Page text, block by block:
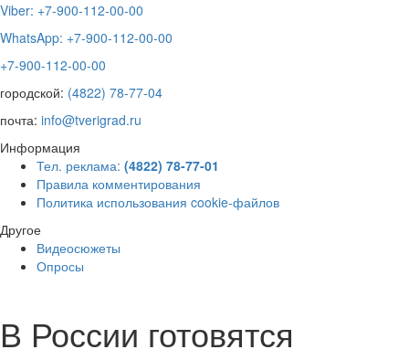
Viber: +7-900-112-00-00
WhatsApp: +7-900-112-00-00
+7-900-112-00-00
городской: (4822) 78-77-04
почта: info@tverigrad.ru
Информация
Тел. реклама: (4822) 78-77-01
Правила комментирования
Политика использования cookie-файлов
Другое
Видеосюжеты
Опросы
В России готовятся